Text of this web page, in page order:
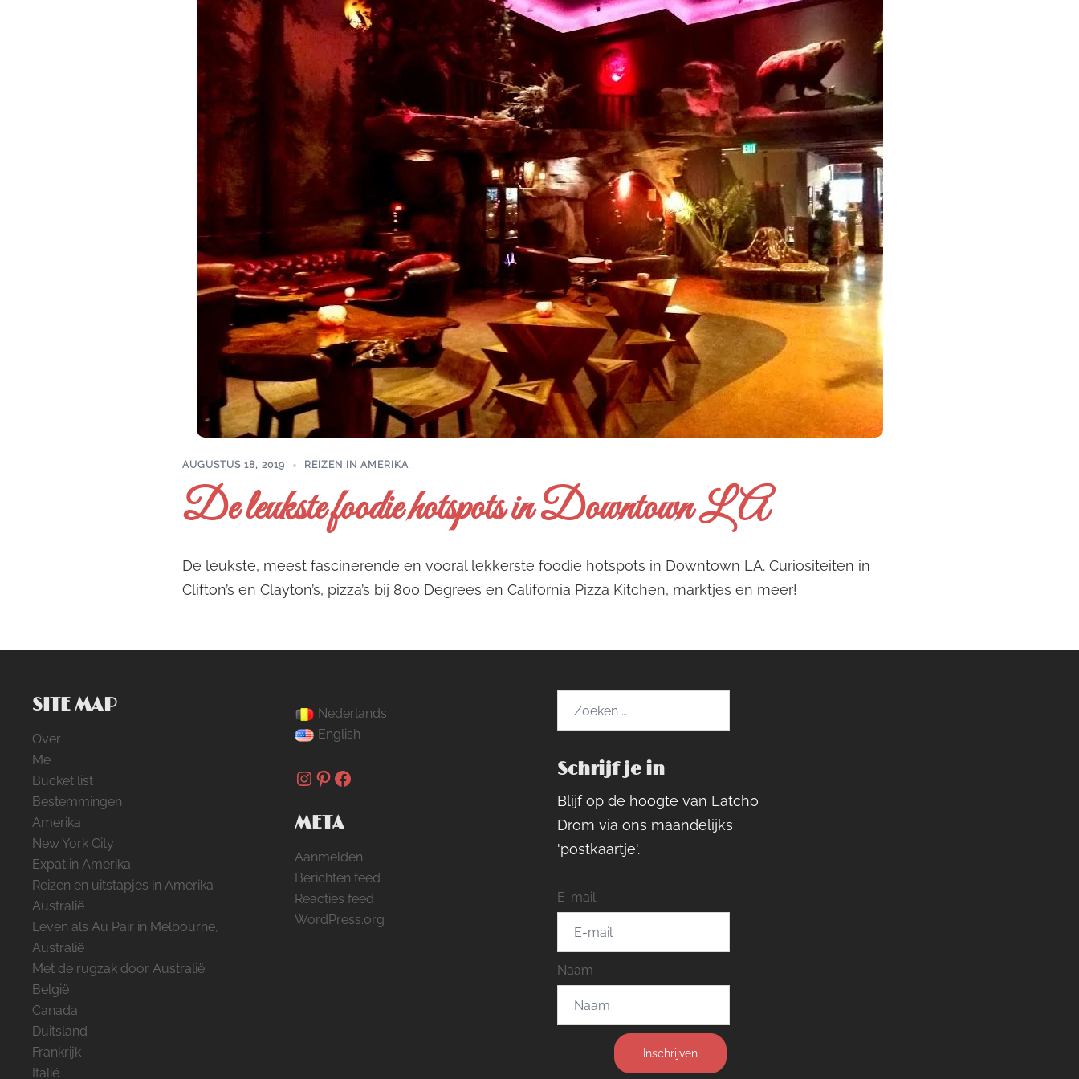
AUGUSTUS 18, 2019 REIZEN IN AMERIKA
De leukste foodie hotspots in Downtown LA
De leukste, meest fascinerende en vooral lekkerste foodie hotspots in Downtown LA. Curiositeiten in
Clifton’s en Clayton’s, pizza’s bij 800 Degrees en California Pizza Kitchen, marktjes en meer!
SITE MAP
Over
Me
Bucket list
Bestemmingen
Amerika
New York City
Expat in Amerika
Reizen en uitstapjes in Amerika
Australië
Leven als Au Pair in Melbourne,
Australië
Met de rugzak door Australië
België
Canada
Duitsland
Frankrijk
Italië
Nederlands
English
Instagram
Pinterest
Facebook
META
Aanmelden
Berichten feed
Reacties feed
WordPress.org
naar:
Schrijf je in
Blijf op de hoogte van Latcho
Drom via ons maandelijks
'postkaartje'.
E-mail
Naam
Inschrijven